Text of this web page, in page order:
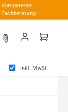
Kompetente
Fachberatung
inkl. MwSt.